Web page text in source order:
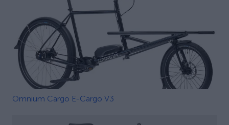
Omnium Cargo E-Cargo V3